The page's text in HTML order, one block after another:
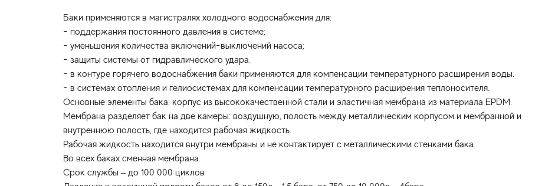
Баки применяются в магистралях холодного водоснабжения для:
- поддержания постоянного давления в системе;
- уменьшения количества включений-выключений насоса;
- защиты системы от гидравлического удара.
- в контуре горячего водоснабжения баки применяются для компенсации температурного расширения воды.
- в системах отопления и гелиосистемах для компенсации температурного расширения теплоносителя.
Основные элементы бака: корпус из высококачественной стали и эластичная мембрана из материала EPDM.
Мембрана разделяет бак на две камеры: воздушную, полость между металлическим корпусом и мембранной и
внутреннюю полость, где находится рабочая жидкость.
Рабочая жидкость находится внутри мембраны и не контактирует с металлическими стенками бака.
Во всех баках сменная мембрана.
Срок службы – до 100 000 циклов